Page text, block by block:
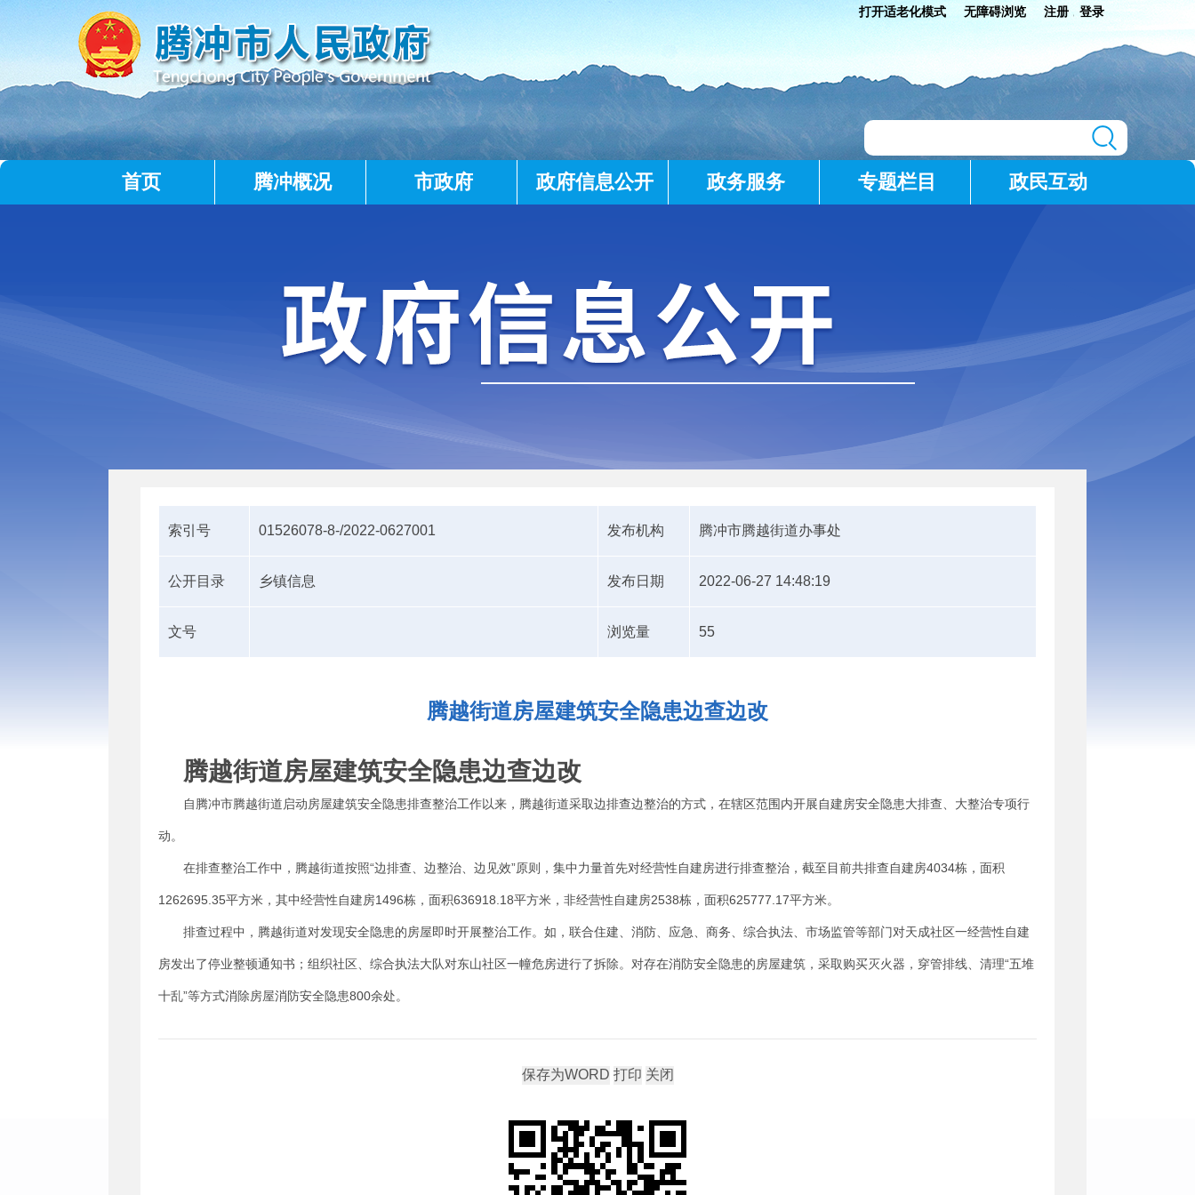
打开适老化模式 无障碍浏览 注册 登录
首页 腾冲概况 市政府 政府信息公开 政务服务 专题栏目 政民互动
索引号 01526078-8-/2022-0627001 发布机构 腾冲市腾越街道办事处
公开目录 乡镇信息 发布日期 2022-06-27 14:48:19
文号 浏览量 55
腾越街道房屋建筑安全隐患边查边改
腾越街道房屋建筑安全隐患边查边改
自腾冲市腾越街道启动房屋建筑安全隐患排查整治工作以来，腾越街道采取边排查边整治的方式，在辖区范围内开展自建房安全隐患大排查、大整治专项行
动。
在排查整治工作中，腾越街道按照“边排查、边整治、边见效”原则，集中力量首先对经营性自建房进行排查整治，截至目前共排查自建房4034栋，面积
1262695.35平方米，其中经营性自建房1496栋，面积636918.18平方米，非经营性自建房2538栋，面积625777.17平方米。
排查过程中，腾越街道对发现安全隐患的房屋即时开展整治工作。如，联合住建、消防、应急、商务、综合执法、市场监管等部门对天成社区一经营性自建
房发出了停业整顿通知书；组织社区、综合执法大队对东山社区一幢危房进行了拆除。对存在消防安全隐患的房屋建筑，采取购买灭火器，穿管排线、清理“五堆
十乱”等方式消除房屋消防安全隐患800余处。